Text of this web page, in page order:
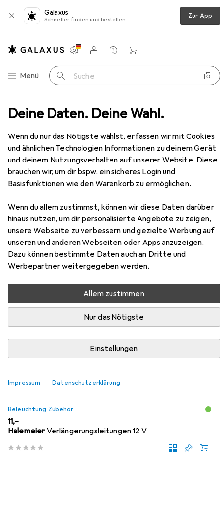
Deine Daten. Deine Wahl.
Wenn du nur das Nötigste wählst, erfassen wir mit Cookies
und ähnlichen Technologien Informationen zu deinem Gerät
und deinem Nutzungsverhalten auf unserer Website. Diese
brauchen wir, um dir bspw. ein sicheres Login und
Basisfunktionen wie den Warenkorb zu ermöglichen.
Wenn du allem zustimmst, können wir diese Daten darüber
hinaus nutzen, um dir personalisierte Angebote zu zeigen,
unsere Webseite zu verbessern und gezielte Werbung auf
unseren und anderen Webseiten oder Apps anzuzeigen.
Dazu können bestimmte Daten auch an Dritte und
Werbepartner weitergegeben werden.
Allem zustimmen
Nur das Nötigste
Einstellungen
Impressum Datenschutzerklärung
Galaxus
Schneller finden und bestellen Zur App
Navigation nach Kategorien
Menü Suche
Einstellungen
Kundenkonto
Vergleichslisten
Merklisten
Warenkorb
L&S Berührungs-Dimmschalter Emotion rund 12 / 24 V
L&S Berührungs-Dimmschalter
Emotion rund 12 / 24 V
Zubehör für L&S Berührungs-
Dimmschalter Emotion rund 12 /
24 V
Hier findest du passendes Zubehör zum Produkt L&S
Berührungs-Dimmschalter Emotion rund 12 / 24 V aus den
Kategorien Beleuchtung Zubehör, Spannungswandler und
Deckenleuchte.
Beleuchtung Zubehör L&S
Beleuchtung Zubehör
EUR
11,–
HalemeierVerlängerungsleitungen 12 V